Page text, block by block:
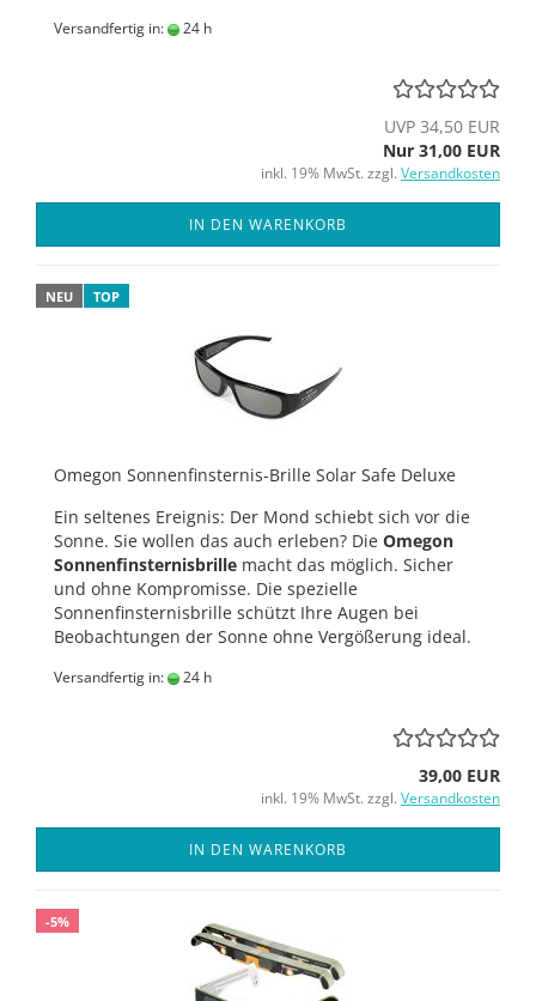
Versandfertig in: 24 h
UVP 34,50 EUR
Nur 31,00 EUR
inkl. 19% MwSt. zzgl. Versandkosten
IN DEN WARENKORB
NEU TOP
Omegon Sonnenfinsternis-Brille Solar Safe Deluxe
Ein seltenes Ereignis: Der Mond schiebt sich vor die
Sonne. Sie wollen das auch erleben? Die Omegon
Sonnenfinsternisbrille macht das möglich. Sicher
und ohne Kompromisse. Die spezielle
Sonnenfinsternisbrille schützt Ihre Augen bei
Beobachtungen der Sonne ohne Vergößerung ideal.
Versandfertig in: 24 h
39,00 EUR
inkl. 19% MwSt. zzgl. Versandkosten
IN DEN WARENKORB
-5%